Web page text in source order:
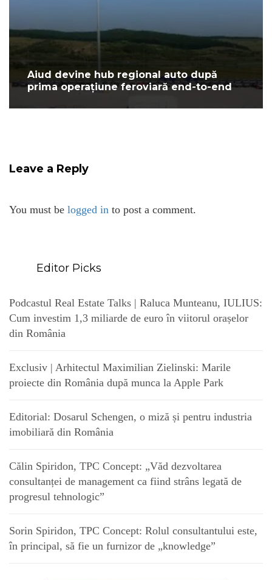
Aiud devine hub regional auto după
prima operațiune feroviară end-to-end
Leave a Reply
You must be logged in to post a comment.
Editor Picks
Podcastul Real Estate Talks | Raluca Munteanu, IULIUS:
Cum investim 1,3 miliarde de euro în viitorul orașelor
din România
Exclusiv | Arhitectul Maximilian Zielinski: Marile
proiecte din România după munca la Apple Park
Editorial: Dosarul Schengen, o miză și pentru industria
imobiliară din România
Călin Spiridon, TPC Concept: „Văd dezvoltarea
consultanței de management ca fiind strâns legată de
progresul tehnologic”
Sorin Spiridon, TPC Concept: Rolul consultantului este,
în principal, să fie un furnizor de „knowledge”